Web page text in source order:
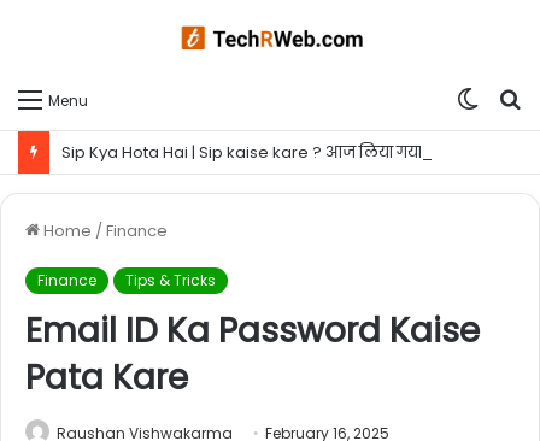
Menu
Switch
skin
Home /Finance
Finance Tips & Tricks
Email ID Ka Password Kaise
Pata Kare
Raushan Vishwakarma
February 16, 2025